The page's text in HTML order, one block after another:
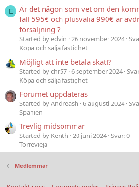
E
Är det någon som vet om den
fall 595€ och plusvalia 990€ är
försäljning ?
Started by edvin 26 november 2024
Köpa och sälja fastighet
Möjligt att inte betala skatt?
Started by chr57 6 september 2024
Köpa och sälja fastighet
Forumet uppdateras
Started by Andreash 6 augusti 2024
Spanien
Trevlig midsommar
Started by Kenth 20 juni 2024 Svar: 0
Torrevieja
Medlemmar